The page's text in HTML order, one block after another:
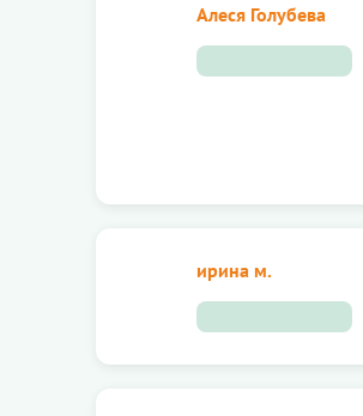
Алеся Голубева
ирина м.